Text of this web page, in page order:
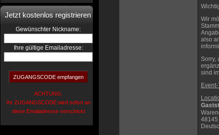
Jetzt kostenlos registrieren
Gewünschter Nickname:
Ihre gültige Emailadresse:
ACHTUNG:
Ihr ZUGANGSCODE wird sofort an
diese Emailadresse verschickt
Wir
also
Sorry,
sind
Event-
48145